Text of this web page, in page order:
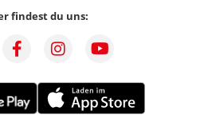
findest du uns: